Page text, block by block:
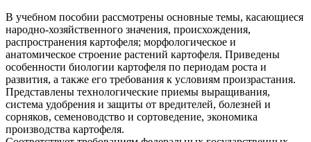
В учебном пособии рассмотрены основные темы, касающиеся
народно-хозяйственного значения, происхождения,
распространения картофеля; морфологическое и
анатомическое строение растений картофеля. Приведены
особенности биологии картофеля по периодам роста и
развития, а также его требования к условиям произрастания.
Представлены технологические приемы выращивания,
система удобрения и защиты от вредителей, болезней и
сорняков, семеноводство и сортоведение, экономика
производства картофеля.